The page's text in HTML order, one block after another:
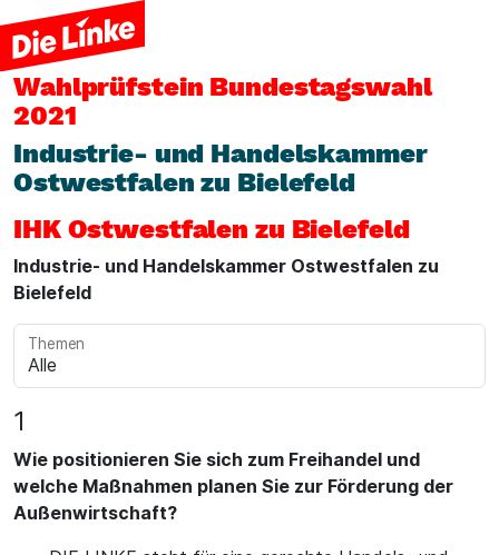
Wahlprüfstein Bundestagswahl
2021
Industrie- und Handelskammer
Ostwestfalen zu Bielefeld
IHK Ostwestfalen zu Bielefeld
Industrie- und Handelskammer Ostwestfalen zu
Bielefeld
Themen
1
Wie positionieren Sie sich zum Freihandel und
welche Maßnahmen planen Sie zur Förderung der
Außenwirtschaft?